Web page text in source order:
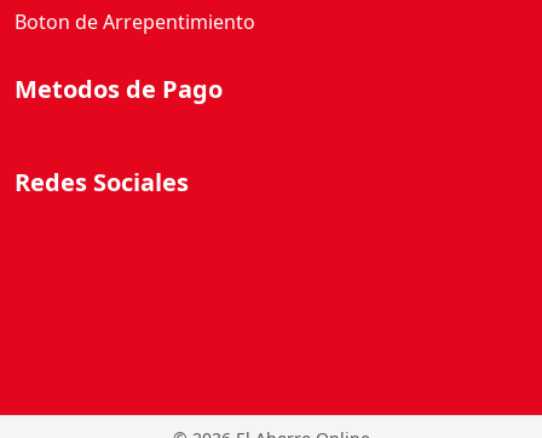
Boton de Arrepentimiento
Metodos de Pago
Redes Sociales